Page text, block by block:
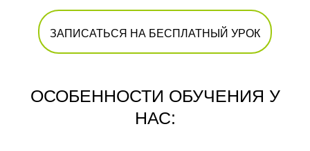
ЗАПИСАТЬСЯ НА БЕСПЛАТНЫЙ УРОК
ОСОБЕННОСТИ ОБУЧЕНИЯ У
НАС: